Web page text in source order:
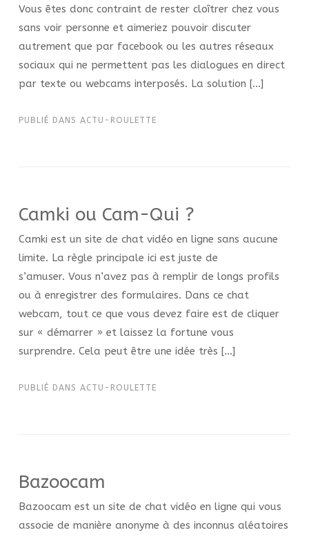
Vous êtes donc contraint de rester cloîtrer chez vous
sans voir personne et aimeriez pouvoir discuter
autrement que par facebook ou les autres réseaux
sociaux qui ne permettent pas les dialogues en direct
par texte ou webcams interposés. La solution […]
PUBLIÉ DANS ACTU-ROULETTE
Camki ou Cam-Qui ?
Camki est un site de chat vidéo en ligne sans aucune
limite. La règle principale ici est juste de
s’amuser. Vous n’avez pas à remplir de longs profils
ou à enregistrer des formulaires. Dans ce chat
webcam, tout ce que vous devez faire est de cliquer
sur « démarrer » et laissez la fortune vous
surprendre. Cela peut être une idée très […]
PUBLIÉ DANS ACTU-ROULETTE
Bazoocam
Bazoocam est un site de chat vidéo en ligne qui vous
associe de manière anonyme à des inconnus aléatoires